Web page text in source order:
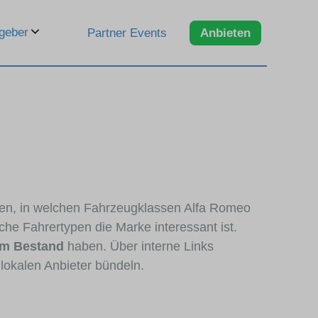
Partner Events Anbieten
in welchen Fahrzeugklassen Alfa Romeo
Fahrertypen die Marke interessant ist.
Bestand haben. Über interne Links
Anbieter bündeln.